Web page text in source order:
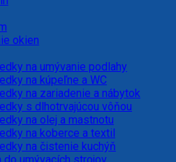
okien
na umývanie podlahy
na kúpeľne a WC
na zariadenie a nábytok
s dlhotrvajúcou vôňou
na olej a mastnotu
na koberce a textil
na čistenie kuchýň